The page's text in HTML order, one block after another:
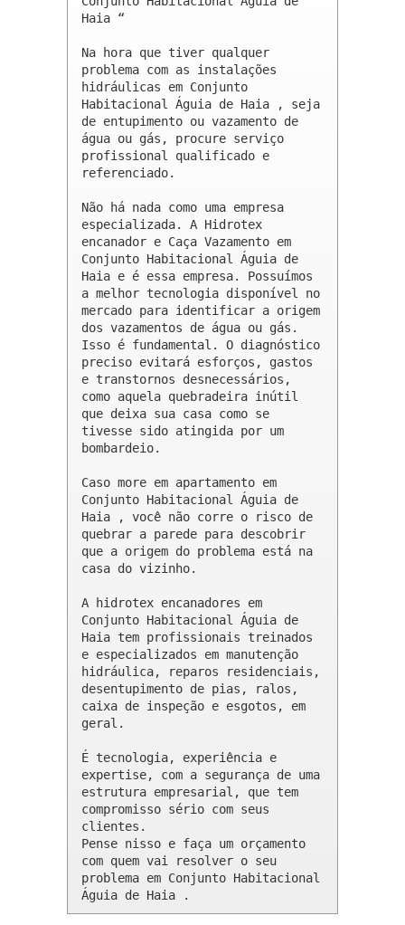
Haia “
Na hora que tiver qualquer
problema com as instalações
hidráulicas em Conjunto
Habitacional Águia de Haia , seja
de entupimento ou vazamento de
água ou gás, procure serviço
profissional qualificado e
referenciado.
Não há nada como uma empresa
especializada. A Hidrotex
encanador e Caça Vazamento em
Conjunto Habitacional Águia de
Haia e é essa empresa. Possuímos
a melhor tecnologia disponível no
mercado para identificar a origem
dos vazamentos de água ou gás.
Isso é fundamental. O diagnóstico
preciso evitará esforços, gastos
e transtornos desnecessários,
como aquela quebradeira inútil
que deixa sua casa como se
tivesse sido atingida por um
bombardeio.
Caso more em apartamento em
Conjunto Habitacional Águia de
Haia , você não corre o risco de
quebrar a parede para descobrir
que a origem do problema está na
casa do vizinho.
A hidrotex encanadores em
Conjunto Habitacional Águia de
Haia tem profissionais treinados
e especializados em manutenção
hidráulica, reparos residenciais,
desentupimento de pias, ralos,
caixa de inspeção e esgotos, em
geral.
É tecnologia, experiência e
expertise, com a segurança de uma
estrutura empresarial, que tem
compromisso sério com seus
clientes.
Pense nisso e faça um orçamento
com quem vai resolver o seu
problema em Conjunto Habitacional
Águia de Haia .